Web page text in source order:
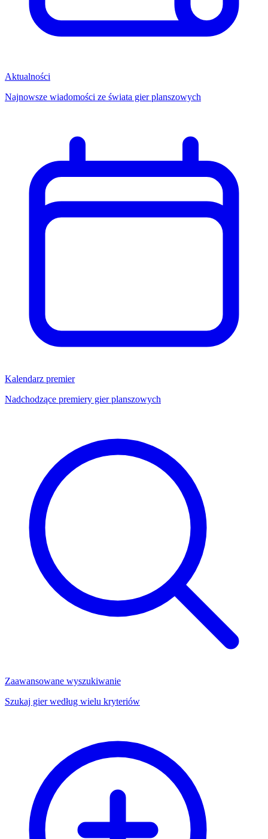
Aktualności
Najnowsze wiadomości ze świata gier planszowych
Kalendarz premier
Nadchodzące premiery gier planszowych
Zaawansowane wyszukiwanie
Szukaj gier według wielu kryteriów